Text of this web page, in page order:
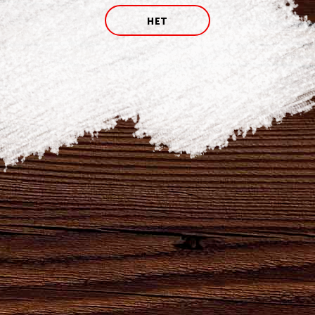
НЕТ
Брянское отделение № 8605 ПАО Сбербанк России
Наши бренды
Натуральный
продукт
естественного
брожения.
Партнеры,
реализующие
продукцию
АО
"Брянскпиво"
Натуральный
продукт
высшего
качества для
хлеба и
кваса.
Сила
удара
твоего
сердца!